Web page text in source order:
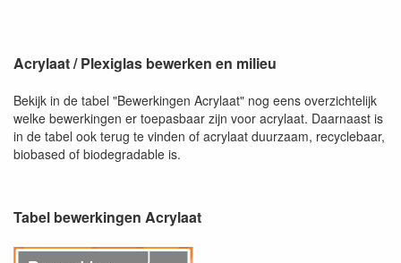
Acrylaat / Plexiglas bewerken en milieu
Bekijk in de tabel "Bewerkingen Acrylaat" nog eens overzichtelijk
welke bewerkingen er toepasbaar zijn voor acrylaat. Daarnaast is
in de tabel ook terug te vinden of acrylaat duurzaam, recyclebaar,
biobased of biodegradable is.
Tabel bewerkingen Acrylaat